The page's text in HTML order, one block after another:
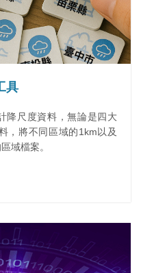
具
降尺度資料，無論是四大
，將不同區域的1km以及
域檔案。